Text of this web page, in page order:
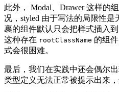
此外， Modal、Drawer 这样的
况，styled 由于写法的局限性是
裹的组件默认只会把样式插入到
这种存在 rootClassName 的组
式会很困难。
最后，我们在实践中还会偶尔出
类型定义无法正常被提示出来